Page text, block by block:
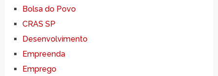
Bolsa do Povo
CRAS SP
Desenvolvimento
Empreenda
Emprego